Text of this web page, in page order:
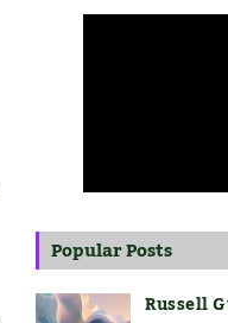
Popular Posts
Russell